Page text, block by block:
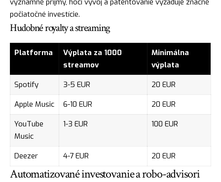
významné príjmy, hoci vývoj a patentovanie vyžaduje značné
počiatočné investície.
Hudobné royalty a streaming
Platforma
Výplata za 1000
streamov
Minimálna
výplata
Spotify
3-5 EUR
20 EUR
Apple Music
6-10 EUR
20 EUR
YouTube
Music
1-3 EUR 100 EUR
Deezer 4-7 EUR 20 EUR
Automatizované investovanie a robo-advisori